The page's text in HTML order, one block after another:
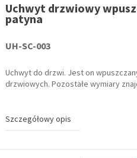
Uchwyt drzwiowy
patyna
UH-SC-003
Uchwyt do drzwi. Jest on
drzwiowych. Pozostałe wymiary
Szczegółowy opis